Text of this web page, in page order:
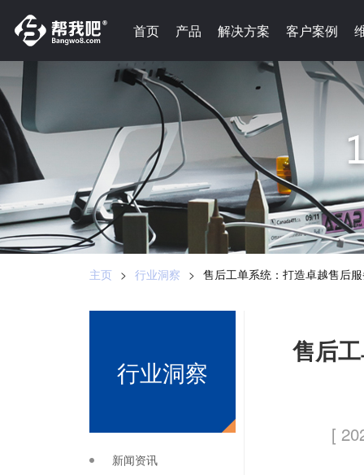
首页 产品 解决方案 客户案例
首页 产品 解决方案 客户案例
主页 > 行业洞察 > 售后工单系统：打造卓越售后
行业洞察
新闻资讯
售后
[